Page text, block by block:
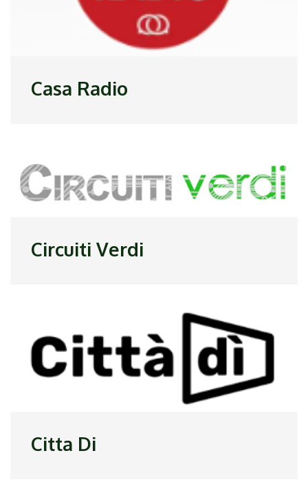
Casa Radio
Circuiti Verdi
Citta Di